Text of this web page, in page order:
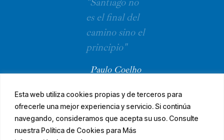
Esta web utiliza cookies propias y de terceros para
ofrecerle una mejor experiencia y servicio. Si continúa
navegando, consideramos que acepta su uso. Consulte
nuestra Política de Cookies para Más
es el final del
camino sino el
principio"
Paulo Coelho